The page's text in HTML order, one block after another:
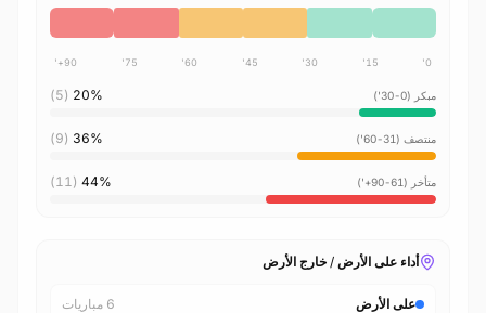
0'
15'
30'
45'
60'
75'
90+'
مبكر (0-30') 20%
(5)
منتصف (31-60') 36%
(9)
متأخر (61-90+') 44%
(11)
أداء على الأرض / خارج الأرض
على الأرض 6 مباريات